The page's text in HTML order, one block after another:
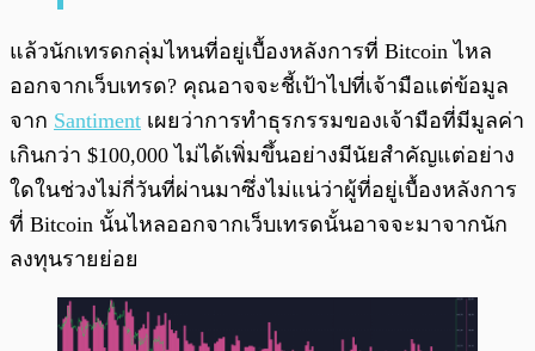
แล้วนักเทรดกลุ่มไหนที่อยู่เบื้องหลังการที่ Bitcoin ไหล
ออกจากเว็บเทรด? คุณอาจจะชี้เป้าไปที่เจ้ามือแต่ข้อมูล
จาก Santiment เผยว่าการทำธุรกรรมของเจ้ามือที่มีมูลค่า
เกินกว่า $100,000 ไม่ได้เพิ่มขึ้นอย่างมีนัยสำคัญแต่อย่าง
ใดในช่วงไม่กี่วันที่ผ่านมาซึ่งไม่แน่ว่าผู้ที่อยู่เบื้องหลังการ
ที่ Bitcoin นั้นไหลออกจากเว็บเทรดนั้นอาจจะมาจากนัก
ลงทุนรายย่อย